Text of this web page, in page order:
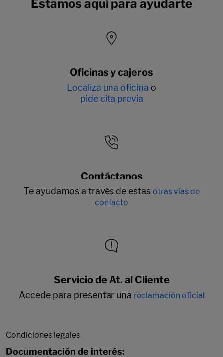
Estamos aquí para ayudarte
Oficinas y cajeros
Localiza una oficina o
pide cita previa
Contáctanos
Te ayudamos a través de estas otras vías de
contacto
Servicio de At. al Cliente
Accede para presentar una reclamación oficial
Condiciones legales
Documentación de interés: